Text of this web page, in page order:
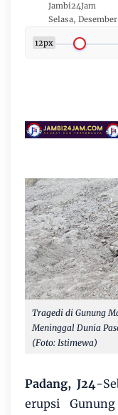
Jambi24Jam
Selasa,
12px
Tragedi di Gunung
Meninggal Dunia
(Foto: Istimewa)
Padang, J24-
erupsi